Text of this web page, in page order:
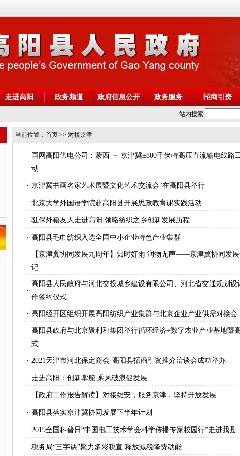
走进高阳 政务频道 政府信息公开 政务服务 招商引资
站内搜索:
当前位置： 首页 >> 对接京津
·
国网高阳供电公司：蒙西 － 京津冀±800千伏特高压直流输电线路
动
· 京津冀书画名家艺术展暨文化艺术交流会"在高阳县举行
· 北京大学外国语学院赴高阳县开展思政教育课实践活动
· 驻保外籍友人走进高阳 领略纺织之乡创新发展历程
· 高阳县毛巾纺织入选全国中小企业特色产业集群
·
【京津冀协同发展九周年】知时好雨 润物无声——京津冀协同发
记
·
高阳县人民政府与河北交投城乡建设有限公司、河北省交通规划
作签约仪式
· 高阳经开区组织开展高阳纺织产业集群与北京企业产业供需对接会
·
高阳县政府与北京聚利和集团举行循环经济+数字农业产业基地暨
式
· 2021天津市河北保定商会·高阳县招商引资推介洽谈会成功举办
· 走进高阳：创新掌舵 乘风破浪促发展
· 【政府工作报告解读】对接雄安，服务京津，坚持开放发展
· 高阳县落实京津冀协同发展下半年计划
· 2019全国科普日“中国电工技术学会科学传播专家校园行”走进我县
· 税务局“三字诀”聚力多彩税宣 释放减税降费动能